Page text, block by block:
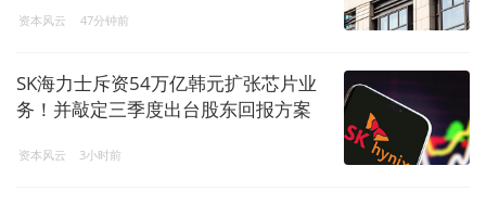
资本风云 47分钟前
SK海力士斥资54万亿韩元扩张芯片业
务！并敲定三季度出台股东回报方案
资本风云 3小时前